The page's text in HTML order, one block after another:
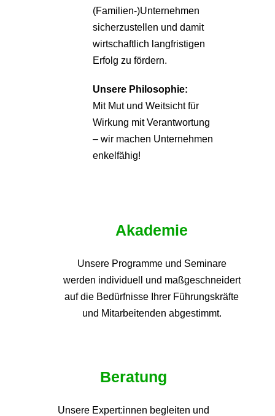
(Familien-)Unternehmen
sicherzustellen und damit
wirtschaftlich langfristigen
Erfolg zu fördern.
Unsere Philosophie:
Mit Mut und Weitsicht für
Wirkung mit Verantwortung
– wir machen Unternehmen
enkelfähig!
Akademie
Unsere Programme und Seminare
werden individuell und maßgeschneidert
auf die Bedürfnisse Ihrer Führungskräfte
und Mitarbeitenden abgestimmt.
Beratung
Unsere Expert:innen begleiten und